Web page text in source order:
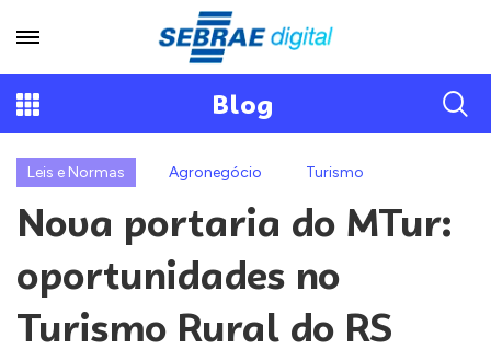
Blog
Leis e Normas Agronegócio Turismo
Nova portaria do MTur:
oportunidades no
Turismo Rural do RS